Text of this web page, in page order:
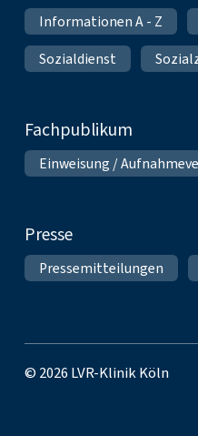
Informationen A - Z
Sozialdienst
Fachpublikum
Einweisung /
Presse
Pressemitteilungen
© 2026 LVR-Klinik Köln